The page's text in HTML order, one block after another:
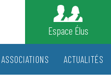
Espace Élus
ASSOCIATIONS ACTUALITÉS